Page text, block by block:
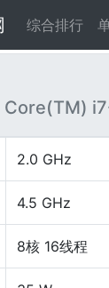
综合排行
Core(TM)
2.0 GHz
4.5 GHz
8核 16线程